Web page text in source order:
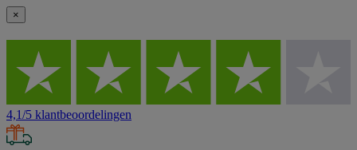
×
4,1/5 klantbeoordelingen